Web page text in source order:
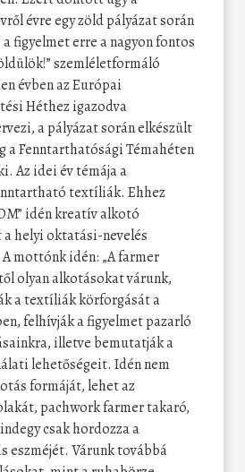
évre egy zöld pályázat során
figyelmet erre a nagyon fontos
szemléletformáló
évben az Európai
Héthez igazodva
a pályázat során elkészült
a Fenntarthatósági Témahéten
Az idei év témája a
textíliák. Ehhez
idén kreatív alkotó
helyi oktatási-nevelés
mottónk idén: „A farmer
olyan alkotásokat várunk,
a textíliák körforgását a
felhívják a figyelmet pazarló
illetve bemutatják a
lehetőségeit. Idén nem
formáját, lehet az
pachwork farmer takaró,
csak hordozza a
eszméjét. Várunk továbbá